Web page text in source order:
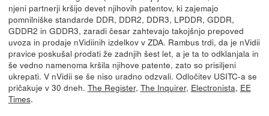
njeni partnerji kršijo devet njihovih patentov, ki zajemajo
pomnilniške standarde DDR, DDR2, DDR3, LPDDR, GDDR,
GDDR2 in GDDR3, zaradi česar zahtevajo takojšnjo prepoved
uvoza in prodaje nVidiinih izdelkov v ZDA. Rambus trdi, da je nVidii
pravice poskušal prodati že zadnjih šest let, a je ta to odklanjala in
še vedno namenoma kršila njihove patente, zato so prisiljeni
ukrepati. V nVidii se še niso uradno odzvali. Odločitev USITC-a se
pričakuje v 30 dneh. The Register, The Inquirer, Electronista, EE
Times.